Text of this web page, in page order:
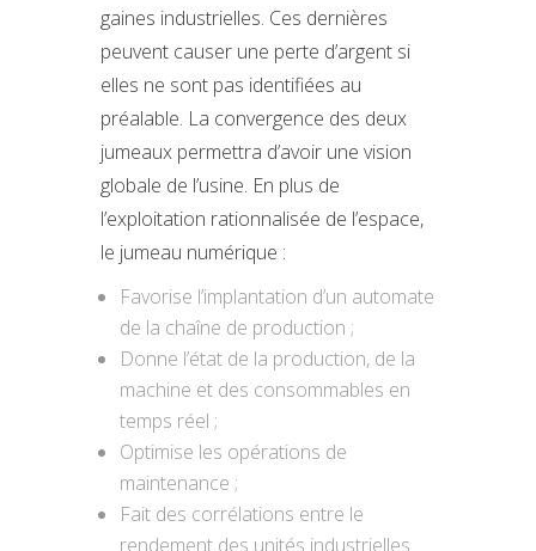
gaines industrielles. Ces dernières
peuvent causer une perte d’argent si
elles ne sont pas identifiées au
préalable. La convergence des deux
jumeaux permettra d’avoir une vision
globale de l’usine. En plus de
l’exploitation rationnalisée de l’espace,
le jumeau numérique :
Favorise l’implantation d’un automate
de la chaîne de production ;
Donne l’état de la production, de la
machine et des consommables en
temps réel ;
Optimise les opérations de
maintenance ;
Fait des corrélations entre le
rendement des unités industrielles